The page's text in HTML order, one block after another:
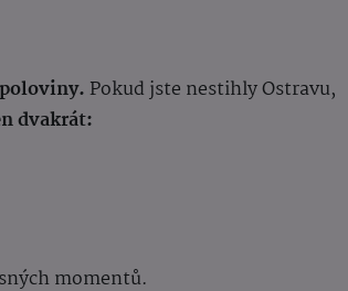
Pokud jste nestihly Ostravu,
dvakrát:
momentů.